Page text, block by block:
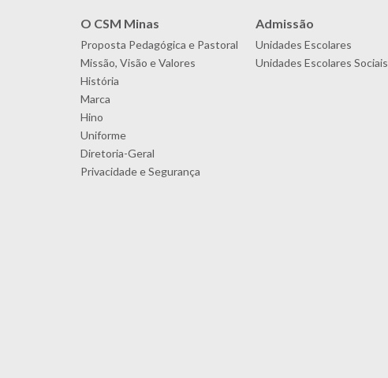
O CSM Minas
Proposta Pedagógica e Pastoral
Missão, Visão e Valores
História
Marca
Hino
Uniforme
Diretoria-Geral
Privacidade e Segurança
Admissão
Unidades Escolares
Unidades Escolares Sociais